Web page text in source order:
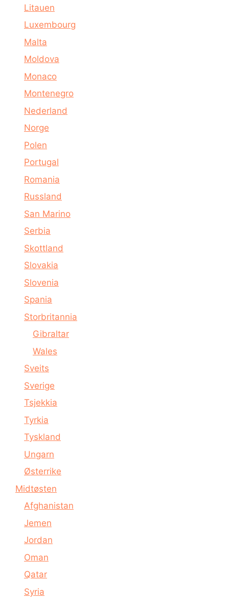
Litauen
Luxembourg
Malta
Moldova
Monaco
Montenegro
Nederland
Norge
Polen
Portugal
Romania
Russland
San Marino
Serbia
Skottland
Slovakia
Slovenia
Spania
Storbritannia
Gibraltar
Wales
Sveits
Sverige
Tsjekkia
Tyrkia
Tyskland
Ungarn
Østerrike
Midtøsten
Afghanistan
Jemen
Jordan
Oman
Qatar
Syria